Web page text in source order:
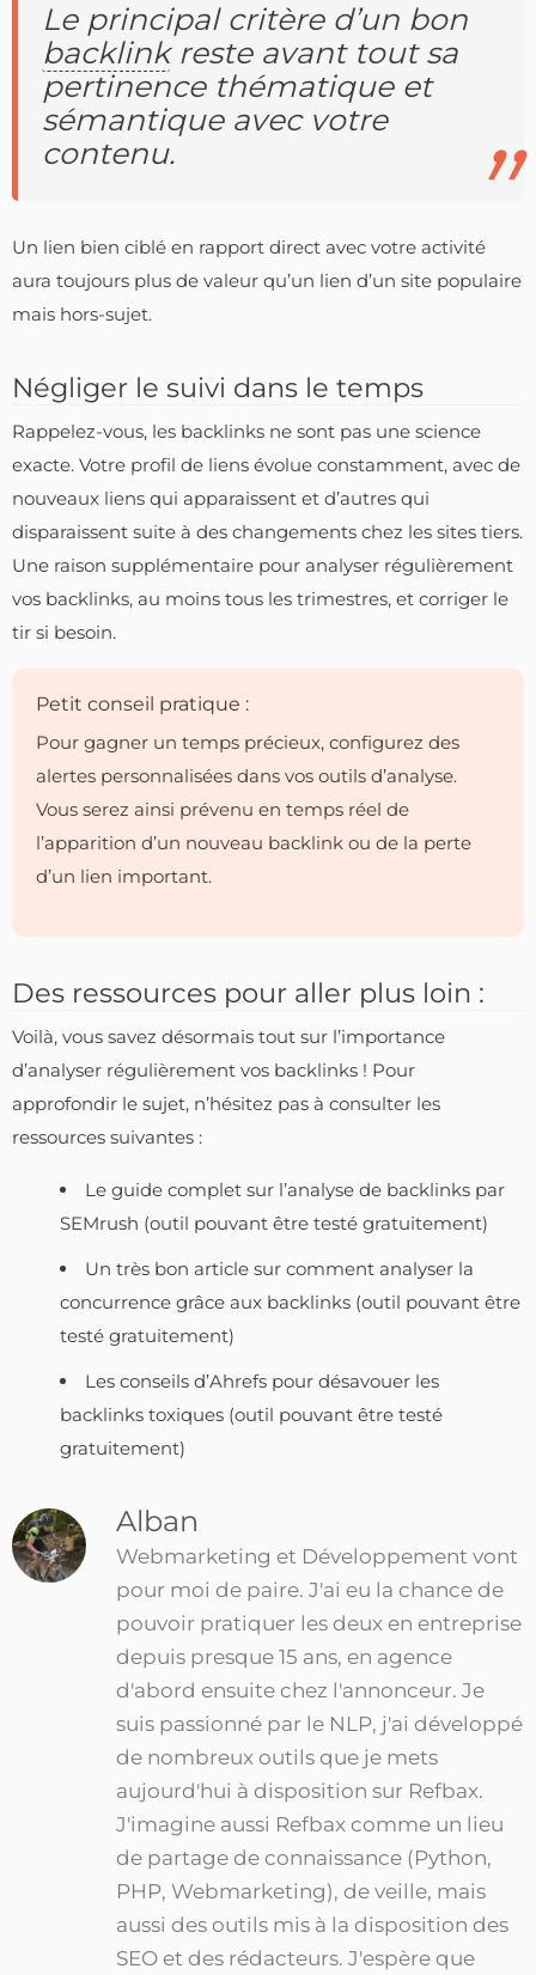
Le principal critère d’un bon
backlinkreste avant tout sa
pertinence thématique et
sémantique avec votre
contenu.
Un lien bien ciblé en rapport direct avec votre activité
aura toujours plus de valeur qu’un lien d’un site populaire
mais hors-sujet.
Négliger le suivi dans le temps
Rappelez-vous, les backlinks ne sont pas une science
exacte. Votre profil de liens évolue constamment, avec de
nouveaux liens qui apparaissent et d’autres qui
disparaissent suite à des changements chez les sites tiers.
Une raison supplémentaire pour analyser régulièrement
vos backlinks, au moins tous les trimestres, et corriger le
tir si besoin.
Petit conseil pratique :
Pour gagner un temps précieux, configurez des
alertes personnalisées dans vos outils d’analyse.
Vous serez ainsi prévenu en temps réel de
l’apparition d’un nouveau backlink ou de la perte
d’un lien important.
Des ressources pour aller plus loin :
Voilà, vous savez désormais tout sur l’importance
d’analyser régulièrement vos backlinks ! Pour
approfondir le sujet, n’hésitez pas à consulter les
ressources suivantes :
Le guide complet sur l’analyse de backlinks par
SEMrush (outil pouvant être testé gratuitement)
Un très bon article sur comment analyser la
concurrence grâce aux backlinks (outil pouvant être
testé gratuitement)
Les conseils d’Ahrefs pour désavouer les
backlinks toxiques (outil pouvant être testé
gratuitement)
Alban
Webmarketing et Développement vont
pour moi de paire. J'ai eu la chance de
pouvoir pratiquer les deux en entreprise
depuis presque 15 ans, en agence
d'abord ensuite chez l'annonceur. Je
suis passionné par le NLP, j'ai développé
de nombreux outils que je mets
aujourd'hui à disposition sur Refbax.
J'imagine aussi Refbax comme un lieu
de partage de connaissance (Python,
PHP, Webmarketing), de veille, mais
aussi des outils mis à la disposition des
SEO et des rédacteurs. J'espère que